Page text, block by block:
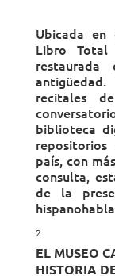
Ubicada
Libro Total
recitales
biblioteca
país, con
consulta,
de la
EL MUSEO
HISTORIA